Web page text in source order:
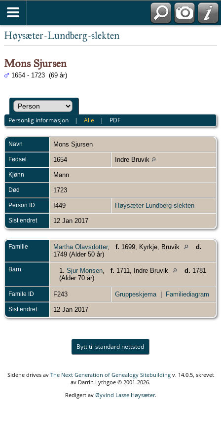
Høysæter-Lundberg-slekten
Mons Sjursen
1654 - 1723 (69 år)
Personlig informasjon |Alle | PDF
Navn Mons Sjursen
Fødsel 1654 Indre Bruvik
Kjønn Mann
Død 1723
Person ID I449 Høysæter Lundberg-slekten
Sist endret 12 Jan 2017
Familie Martha Olavsdotter, f. 1699, Kyrkje, Bruvik
d.
1749 (Alder 50 år)
Barn 1. Sjur Monsen f. 1711, Indre Bruvik d. 1781
(Alder 70 år)
Famile ID F243 Gruppeskjema Familiediagram
Sist endret 12 Jan 2017
Bytt til standard nettsted
Sidene drives av The Next Generation of Genealogy Sitebuildingv. 14.0.5, skrevet
av Darrin Lythgoe © 2001-2026.
Redigert av Øyvind Lasse Høysæter.